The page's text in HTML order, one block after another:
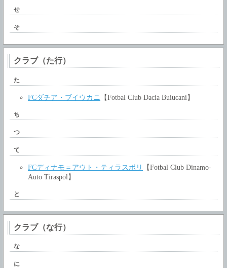
せ
そ
クラブ（た行）
た
FCダチア・ブイウカニ 【Fotbal Club Dacia Buiucani】
ち
つ
て
FCディナモ＝アウト・ティラスポリ
【Fotbal Club Dinamo-
Auto Tiraspol】
と
クラブ（な行）
な
に